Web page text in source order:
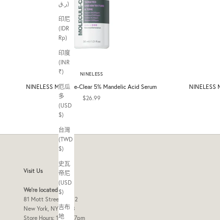
ر.ق)
印尼
(IDR
Rp)
印度
(INR
₹)
厄瓜
多
(USD
$)
台灣
(TWD
$)
史瓦
帝尼
(USD
$)
吉布
地
NINELESS
NINELESS Molecule-Clear 5% Mandelic Acid Serum
促銷價
$26.99
NINELESS
Visit Us
We're located at
81 Mott Street Frnt 2
New York, NY 10013
Store Hours: 10am - 7pm